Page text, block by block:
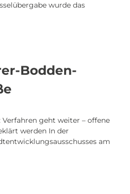
wurde das
Bodden-
geht weiter – offene
werden In der
am